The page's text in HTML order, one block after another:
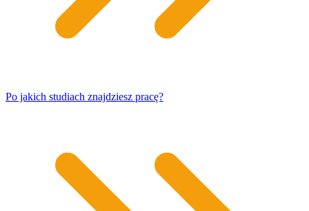
Po jakich studiach znajdziesz pracę?